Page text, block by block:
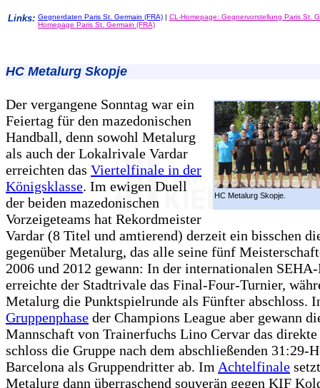
Links: Gegnerdaten Paris St. Germain (FRA) | CL-Homepage: Gegnervorstellung Paris St.
Homepage Paris St. Germain (FRA)
HC Metalurg Skopje
HC Metalurg Skopje.
Der vergangene Sonntag war ein
Feiertag für den mazedonischen
Handball, denn sowohl Metalurg
als auch der Lokalrivale Vardar
erreichten das Viertelfinale in der
Königsklasse. Im ewigen Duell
der beiden mazedonischen
Vorzeigeteams hat Rekordmeister
Vardar (8 Titel und amtierend) derzeit ein bisschen
gegenüber Metalurg, das alle seine fünf
2006 und 2012 gewann: In der internationalen SEHA-
erreichte der Stadtrivale das Final-Four-Turnier,
Metalurg die Punktspielrunde als Fünfter abschloss.
Gruppenphase der Champions League aber gewann
Mannschaft von Trainerfuchs Lino Cervar das
schloss die Gruppe nach dem abschließenden 31:29-
Barcelona als Gruppendritter ab. Im Achtelfinale
Metalurg dann überraschend souverän gegen KIF